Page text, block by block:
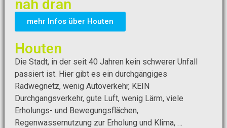
nah dran
mehr Infos über Houten
Houten
Die Stadt, in der seit 40 Jahren kein schwerer Unfall
passiert ist. Hier gibt es ein durchgängiges
Radwegnetz, wenig Autoverkehr, KEIN
Durchgangsverkehr, gute Luft, wenig Lärm, viele
Erholungs- und Bewegungsflächen,
Regenwassernutzung zur Erholung und Klima, …